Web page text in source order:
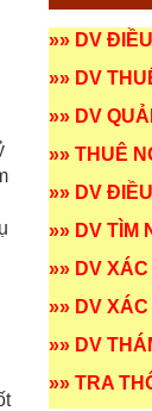
»» DV
»» DV
»» DV
»» THUÊ
»» DV
»» DV TÌM
»» DV
»» DV
»» DV
»» TRA